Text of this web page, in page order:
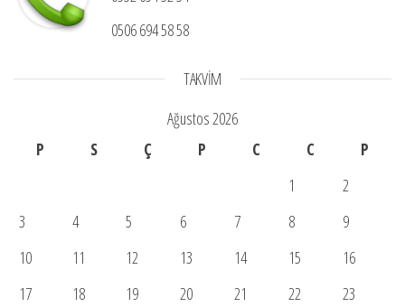
0506 694 58 58
TAKVIM
Ağustos 2026
P
S Ç P C C
P
1
2
3
4 5 6 7 8
9
10
11 12 13 14 15
16
17
18 19 20 21 22
23